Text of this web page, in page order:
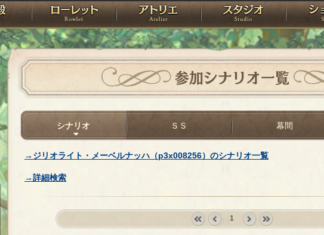
PandoraPartyProject
神殿 ローレット アトリエ スタジオ
参加シナリオ一覧
シナリオ ＳＳ 幕間
→ジリオライト・メーベルナッハ（p3x008256）のシナリオ一覧
→詳細検索
1